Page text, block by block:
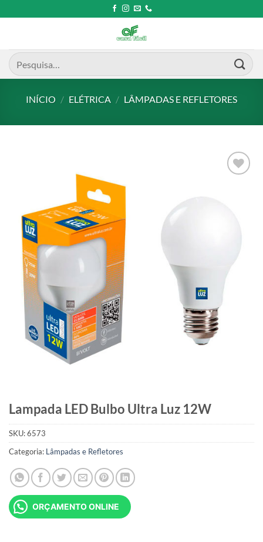
to
Pesquisar
por:
INÍCIO / ELÉTRICA / LÂMPADAS E REFLETORES
Lampada LED Bulbo Ultra Luz 12W
SKU:6573
Categoria: Lâmpadas e Refletores
ORÇAMENTO ONLINE